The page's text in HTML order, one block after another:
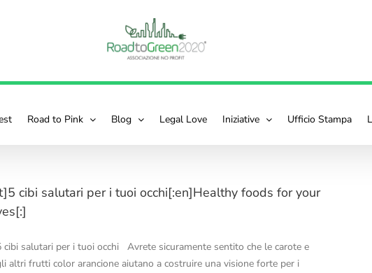
Road to Pink Blog Legal Love Iniziative Ufficio Stampa
cibi salutari per i tuoi occhi[:en]Healthy foods for your
cibi salutari per i tuoi occhi Avrete sicuramente sentito che le carote e
altri frutti color arancione aiutano a costruire una visione forte per i